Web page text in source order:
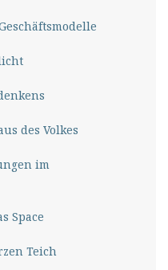
des Volkes
im
Space
Teich